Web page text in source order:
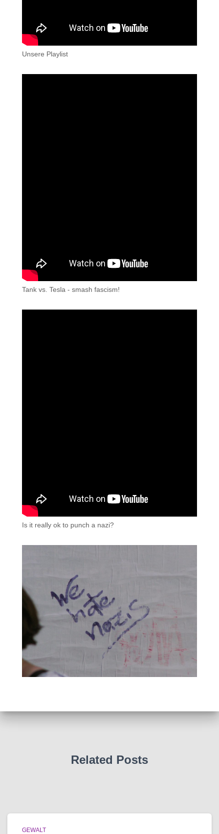
Unsere Playlist
Tank vs. Tesla - smash fascism!
Is it really ok to punch a nazi?
Related Posts
GEWALT